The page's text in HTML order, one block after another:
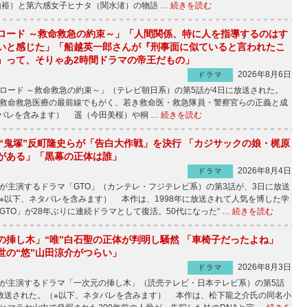
）と第六感女子ヒナタ（関水渚）の物語 … 続きを読む
ード ～救命救急の約束～」「人間関係、特に人を指導するのはす
と感じた」「船越英一郎さんが『刑事面に似ていると言われたこ
って、そりゃあ2時間ドラマの帝王だもの」
ドラマ
2026年8月6日
ード ～救命救急の約束～」（テレビ朝日系）の第5話が4日に放送された。
命救急医療の最前線でもがく、若き救命医・救急隊員・警察官らの正義と成
レを含みます） 遥（今田美桜）や桐 … 続きを読む
“鬼塚”反町隆史らが「告白大作戦」を決行 「カジサックの娘・梶原
ある」「黒幕の正体は誰」
ドラマ
2026年8月4日
主演するドラマ「GTO」（カンテレ・フジテレビ系）の第3話が、3日に放送
以下、ネタバレを含みます） 本作は、1998年に放送されて人気を博した学
」が28年ぶりに連続ドラマとして復活。50代になった“ … 続きを読む
挿し木」“唯”白石聖の正体が判明し騒然 「車椅子だったよね」
の“悠”山田涼介がつらい」
ドラマ
2026年8月3日
主演するドラマ「一次元の挿し木」（読売テレビ・日本テレビ系）の第5話
送された。（※以下、ネタバレを含みます） 本作は、松下龍之介氏の同名小